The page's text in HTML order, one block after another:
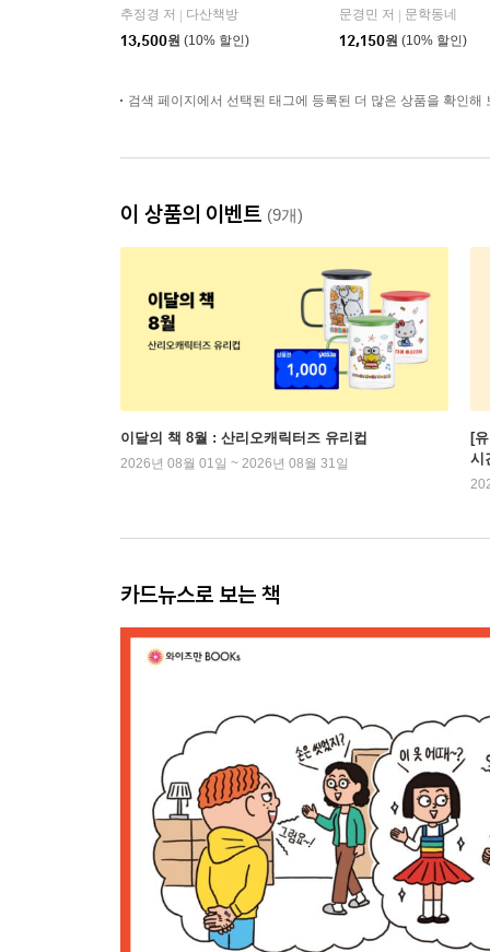
추정경 저
다산책방
13,500원 (10% 할인)
문경민 저
문학동네
12,150원 (10% 할인)
검색 페이지에서 선택된 태그에 등록된 더 많은 상품을 확인해
이 상품의 이벤트 (9개)
이달의 책 8월 : 산리오캐릭터즈 유리컵
2026년 08월 01일 ~ 2026년 08월 31일
[
시
카드뉴스로 보는 책